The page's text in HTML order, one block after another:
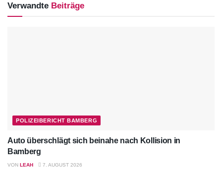
Verwandte Beiträge
POLIZEIBERICHT BAMBERG
Auto überschlägt sich beinahe nach Kollision in
Bamberg
VON LEAH 7. AUGUST 2026